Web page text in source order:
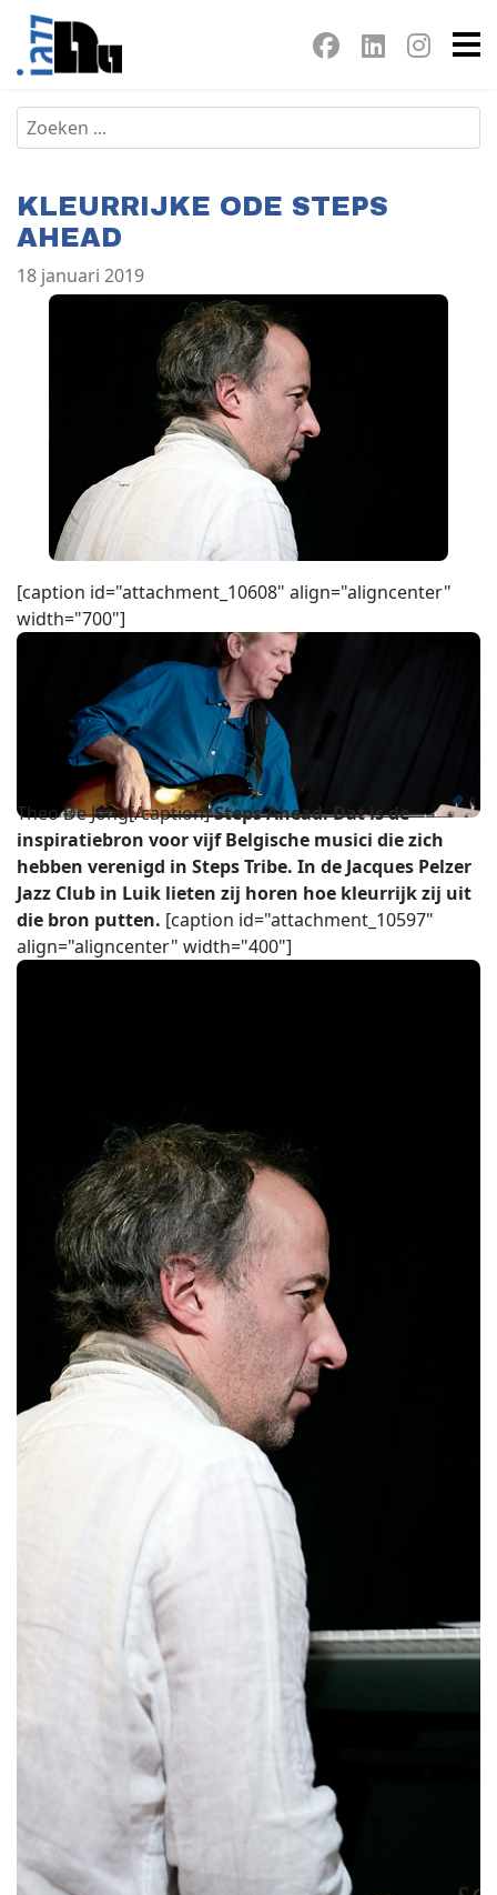
KLEURRIJKE ODE STEPS
AHEAD
18 januari 2019
[caption id="attachment_10608" align="aligncenter"
width="700"]
Theo De Jong[/caption]Steps Ahead. Dat is de
inspiratiebron voor vijf Belgische musici die zich
hebben verenigd in Steps Tribe. In de Jacques Pelzer
Jazz Club in Luik lieten zij horen hoe kleurrijk zij uit
die bron putten. [caption id="attachment_10597"
align="aligncenter" width="400"]